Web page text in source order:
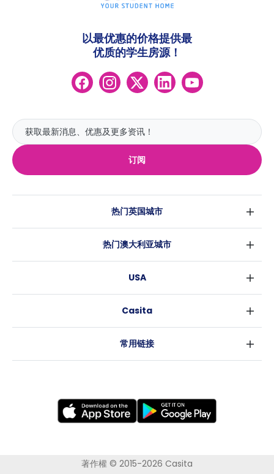
订阅
以最优惠的价格提供最
优质的学生房源！
热门英国城市
伦敦
爱丁堡
利兹
考文垂
莱斯特
纽卡斯尔
热门澳大利亚城市
布里斯班
阿德莱德
USA
洛杉矶
Casita
常用链接
著作權 © 2015-2026 Casita